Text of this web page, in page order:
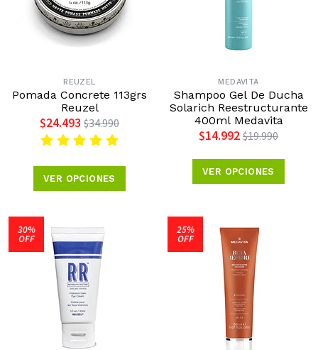
REUZEL
Pomada Concrete 113grs
Reuzel
$24.493 $34.990
VER OPCIONES
MEDAVITA
Shampoo Gel De Ducha
Solarich Reestructurante
400ml Medavita
$14.992 $19.990
VER OPCIONES
30%
OFF
25%
OFF